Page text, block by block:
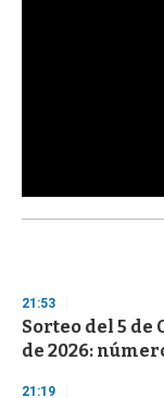
s
d
s
o
f
21:53
Sorteo del 5 de
de 2026:
21:19